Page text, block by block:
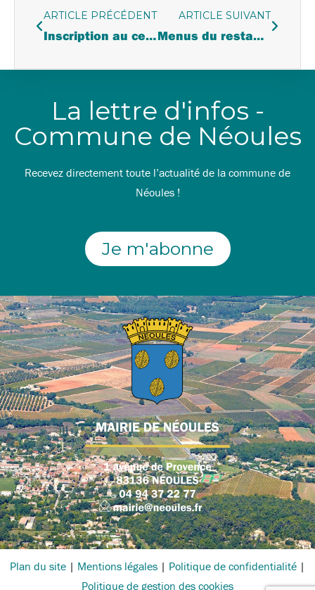
ARTICLE PRÉCÉDENT
Inscription au centre de loisirs pour les vacances d’hiver 2026
ARTICLE SUIVANT
Menus du restaurant scolaire du 2 au 13 février 2026
La lettre d'infos -
Commune de Néoules
Recevez directement toute l’actualité de la commune de
Néoules !
Je m'abonne
Plan du site | Mentions légales | Politique de confidentialité |
Politique de gestion des cookies